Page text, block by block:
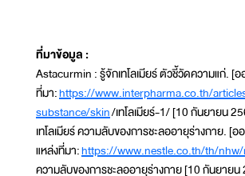
ที่มาข้อมูล :
Astacurmin : รู้จักเทโลเมียร์ ตัวชี้วัดความแก่. [อ
ที่มา:https://www.interpharma.co.th/
substance/skin/เทโลเมียร์-1/ [10 กันยายน
เทโลเมียร์ ความลับของการชะลออายุร่างกาย. [
แหล่งที่มา:https://www.nestle.co.th/th/
ความลับของการชะลออายุร่างกาย [10 กันยายน